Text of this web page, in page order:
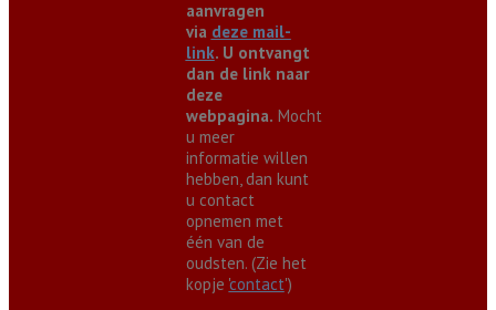
aanvragen
via deze mail-
link. U ontvangt
dan de link naar
deze
webpagina. Mocht
u meer
informatie willen
hebben, dan kunt
u contact
opnemen met
één van de
oudsten. (Zie het
kopje ' contact')